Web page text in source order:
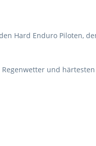
Hard Enduro Piloten,
und